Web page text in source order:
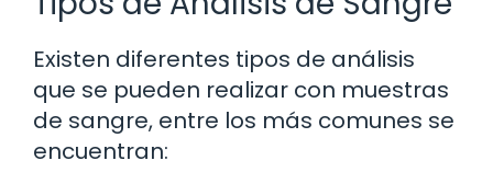
Existen diferentes tipos de análisis
que se pueden realizar con muestras
de sangre, entre los más comunes se
encuentran: